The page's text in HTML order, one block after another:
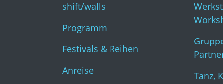
Anreise
Tickets
Gastronomie
KunstKulturQuartier
shift/walls
Programm
Festivals & Reihen
Anreise
Tanz,